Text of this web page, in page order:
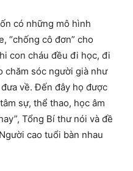
có những mô hình
“chống cô đơn” cho
con cháu đều đi học, đi
chăm sóc người già như
về. Đến đây họ được
sự, thể thao, học âm
Tổng Bí thư nói và đề
cao tuổi bàn nhau